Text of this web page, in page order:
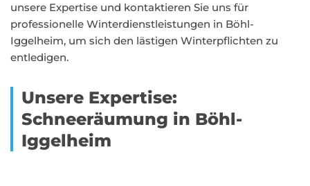
unsere Expertise und kontaktieren Sie uns für
professionelle Winterdienstleistungen in Böhl-
Iggelheim, um sich den lästigen Winterpflichten zu
entledigen.
Unsere Expertise:
Schneeräumung in Böhl-
Iggelheim